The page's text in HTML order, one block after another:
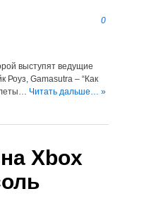
0
выступят ведущие
Роуз, Gamasutra – “Как
Читать дальше… »
Xbox